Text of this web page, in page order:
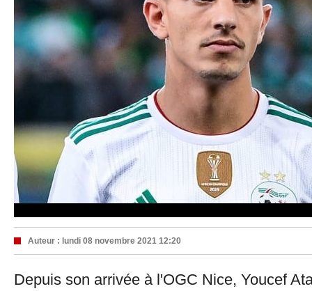
Auteur : lundi 08 novembre 2021 12:20
Depuis son arrivée à l'OGC Nice, Youcef